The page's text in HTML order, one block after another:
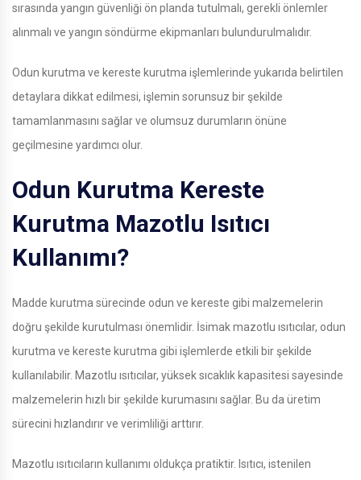
sırasında yangın güvenliği ön planda tutulmalı, gerekli önlemler
alınmalı ve yangın söndürme ekipmanları bulundurulmalıdır.
Odun kurutma ve kereste kurutma işlemlerinde yukarıda belirtilen
detaylara dikkat edilmesi, işlemin sorunsuz bir şekilde
tamamlanmasını sağlar ve olumsuz durumların önüne
geçilmesine yardımcı olur.
Odun Kurutma Kereste
Kurutma Mazotlu Isıtıcı
Kullanımı?
Madde kurutma sürecinde odun ve kereste gibi malzemelerin
doğru şekilde kurutulması önemlidir. İsimak mazotlu ısıtıcılar, odun
kurutma ve kereste kurutma gibi işlemlerde etkili bir şekilde
kullanılabilir. Mazotlu ısıtıcılar, yüksek sıcaklık kapasitesi sayesinde
malzemelerin hızlı bir şekilde kurumasını sağlar. Bu da üretim
sürecini hızlandırır ve verimliliği arttırır.
Mazotlu ısıtıcıların kullanımı oldukça pratiktir. Isıtıcı, istenilen